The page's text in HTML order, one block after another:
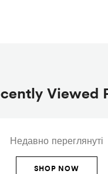
Viewed
Недавно переглянуті
SHOP NOW